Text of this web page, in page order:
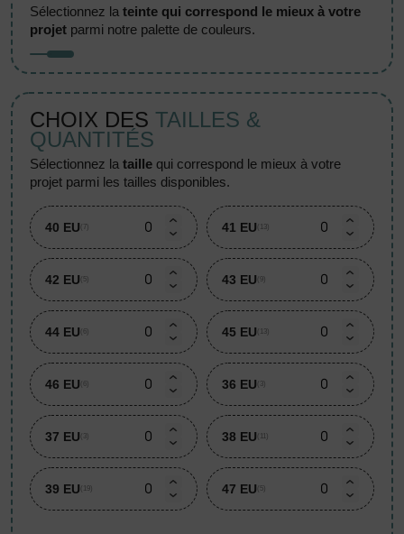
sélectionnez lateinte qui correspond le mieux à votre
projet parmi notre palette de couleurs.
CHOIX DES TAILLES &
QUANTITÉS
sélectionnez lataille qui correspond le mieux à votre
projet parmi les tailles disponibles.
40 EU (7) 41 EU (13)
42 EU (5) 43 EU
44 EU 45 EU (13)
46 EU 36 EU (3)
37 EU (3) 38 EU (11)
39 EU 47 EU (5)